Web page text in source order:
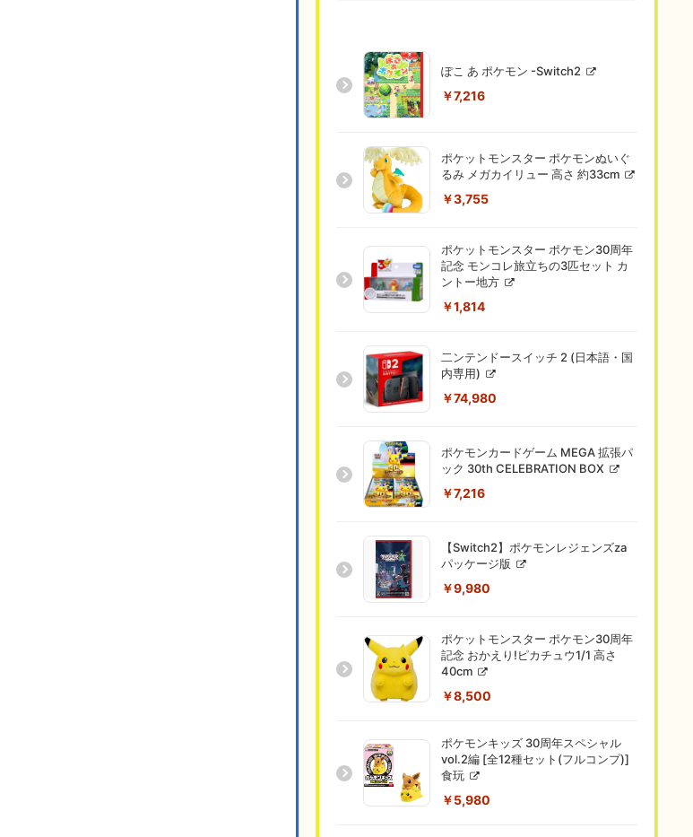
ぽこ あ ポケモン -Switch2
￥7,216
ポケットモンスター ポケモンぬいぐ
るみ メガカイリュー 高さ 約33cm
￥3,755
ポケットモンスター ポケモン30周年
記念 モンコレ旅立ちの3匹セット カ
ントー地方
￥1,814
二ンテンドースイッチ 2 (日本語・国
内専用)
￥74,980
ポケモンカードゲーム MEGA 拡張パ
ック 30th CELEBRATION BOX
￥7,216
【Switch2】ポケモンレジェンズza
パッケージ版
￥9,980
ポケットモンスター ポケモン30周年
記念 おかえり!ピカチュウ1/1 高さ
40cm
￥8,500
ポケモンキッズ 30周年スペシャル
vol.2編 [全12種セット(フルコンプ)]
食玩
￥5,980